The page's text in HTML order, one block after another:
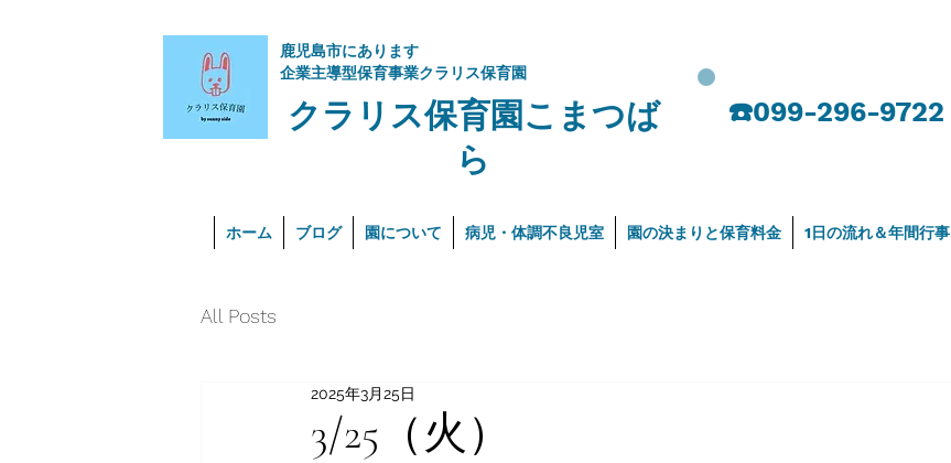
​鹿児島市にあります
企業主導型保育事業クラリス保育園
クラリス保育園こまつば
ら
​☎️099-296-9722
ホーム ブログ 園について 病児・体調不良児室 園の決まりと保育料金 1日の流れ＆年間行事
All Posts
3/25（火）
2025年3月25日